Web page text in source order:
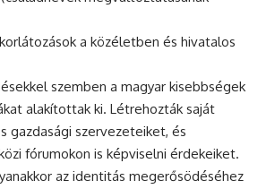
a közéletben és hivatalos
szemben a magyar kisebbségek
alakítottak ki. Létrehozták saját
gazdasági szervezeteiket, és
fórumokon is képviselni érdekeiket.
az identitás megerősödéséhez